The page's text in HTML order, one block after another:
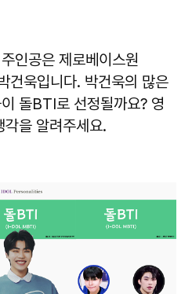
인공은 제로베이스원
욱입니다. 박건욱의 많은
돌BTI로 선정될까요? 영
을 알려주세요.